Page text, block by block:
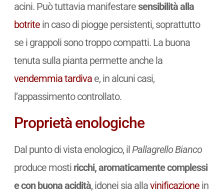
acini. Può tuttavia manifestaresensibilità alla
botritein caso di piogge persistenti, soprattutto
se i grappoli sono troppo compatti. La buona
tenuta sulla pianta permette anche la
vendemmia tardivae, in alcuni casi,
l’appassimento controllato.
Proprietà enologiche
Dal punto di vista enologico, ilPallagrello Bianco
produce mosti ricchi, aromaticamente complessi
e con buona acidità, idonei sia allavinificazionein